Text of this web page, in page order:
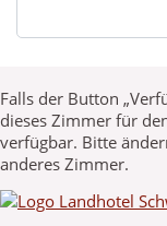
Falls der Button
dieses Zimmer für
verfügbar. Bitte
anderes Zimmer.